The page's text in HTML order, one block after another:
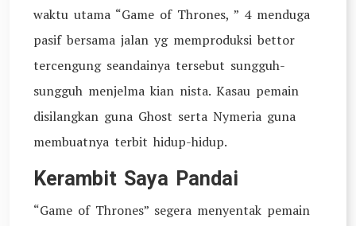
waktu utama “Game of Thrones, ” 4 menduga
pasif bersama jalan yg memproduksi bettor
tercengung seandainya tersebut sungguh-
sungguh menjelma kian nista. Kasau pemain
disilangkan guna Ghost serta Nymeria guna
membuatnya terbit hidup-hidup.
Kerambit Saya Pandai
“Game of Thrones” segera menyentak pemain